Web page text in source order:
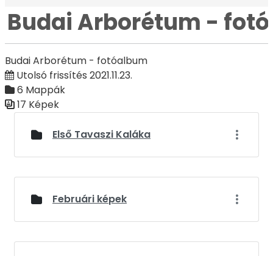
Budai Arborétum -
Budai Arborétum - fotóalbum
Utolsó frissítés 2021.11.23.
6 Mappák
17 Képek
Első Tavaszi Kaláka
Februári képek